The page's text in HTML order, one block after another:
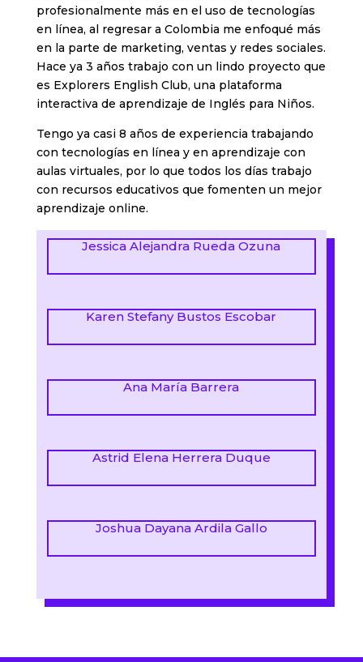
profesionalmente más en el uso de tecnologías
en línea, al regresar a Colombia me enfoqué más
en la parte de marketing, ventas y redes sociales.
Hace ya 3 años trabajo con un lindo proyecto que
es Explorers English Club, una plataforma
interactiva de aprendizaje de Inglés para Niños.
Tengo ya casi 8 años de experiencia trabajando
con tecnologías en línea y en aprendizaje con
aulas virtuales, por lo que todos los días trabajo
con recursos educativos que fomenten un mejor
aprendizaje online.
Jessica Alejandra Rueda Ozuna
Karen Stefany Bustos Escobar
Ana María Barrera
Astrid Elena Herrera Duque
Joshua Dayana Ardila Gallo